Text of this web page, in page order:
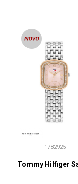
1782925
Tommy Hilfiger